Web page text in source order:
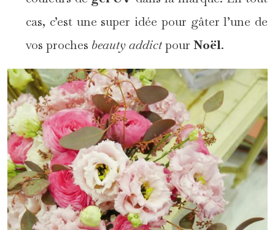
cas, c’est une super idée pour gâter l’une de
vos proches beauty addictpour Noël.